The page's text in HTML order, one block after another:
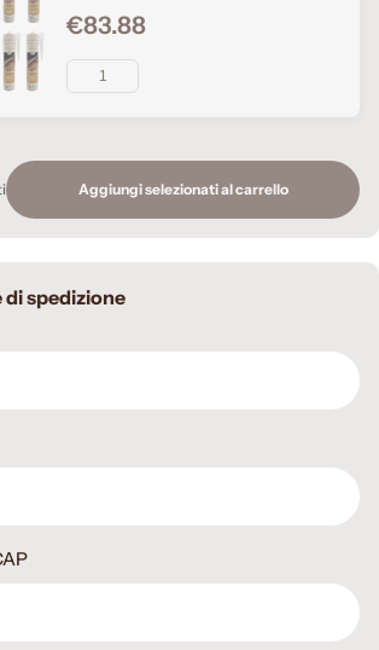
pannelli acustici e Pvc SENZA
SOLVENTI
€83.88
Aggiungi selezionati al carrello
di spedizione